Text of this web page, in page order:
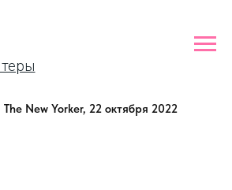
The New Yorker, 22 октября 2022